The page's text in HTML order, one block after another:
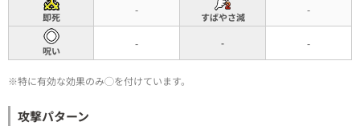
即死
-
すばやさ減
-
呪い
- - -
※特に有効な効果のみ◯を付けています。
攻撃パターン